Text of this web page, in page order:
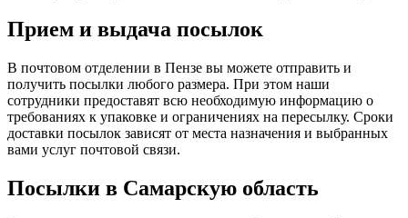
Прием и выдача посылок
В почтовом отделении в Пензе вы можете отправить и
получить посылки любого размера. При этом наши
сотрудники предоставят всю необходимую информацию о
требованиях к упаковке и ограничениях на пересылку. Сроки
доставки посылок зависят от места назначения и выбранных
вами услуг почтовой связи.
Посылки в Самарскую область